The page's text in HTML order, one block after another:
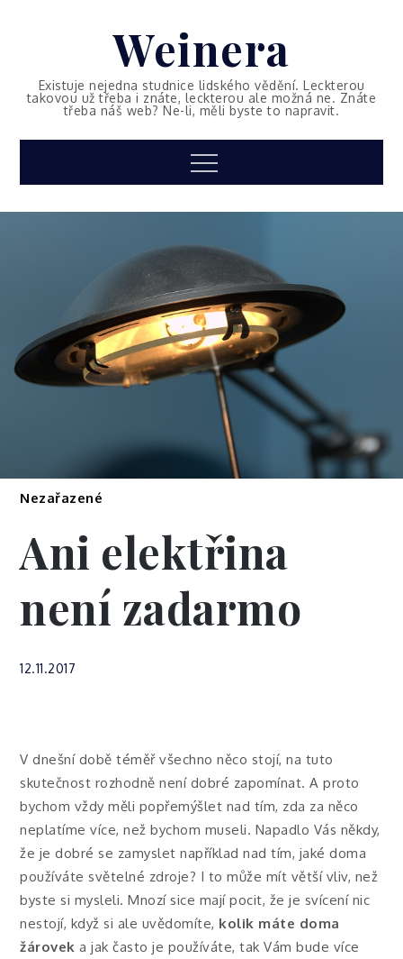
Weinera
Existuje nejedna studnice lidského vědění. Leckterou
takovou už třeba i znáte, leckterou ale možná ne. Znáte
třeba náš web? Ne-li, měli byste to napravit.
Menu
Nezařazené
Ani elektřina
není zadarmo
12.11.2017
V dnešní době téměř všechno něco stojí, na tuto
skutečnost rozhodně není dobré zapomínat. A proto
bychom vždy měli popřemýšlet nad tím, zda za něco
neplatíme více, než bychom museli. Napadlo Vás někdy,
že je dobré se zamyslet například nad tím, jaké doma
používáte světelné zdroje? I to může mít větší vliv, než
byste si mysleli. Mnozí sice mají pocit, že je svícení nic
nestojí, když si ale uvědomíte, kolik máte doma
žárovek a jak často je používáte, tak Vám bude více